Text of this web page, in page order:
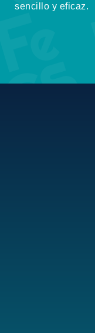
sencillo y eficaz.